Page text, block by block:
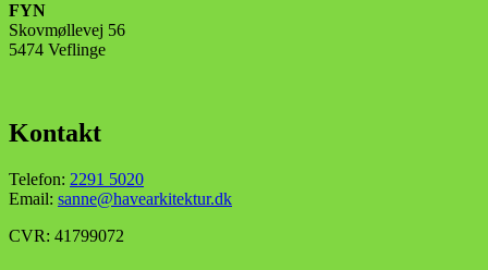
FYN
Skovmøllevej 56
5474 Veflinge
Kontakt
Telefon: 2291 5020
Email: sanne@havearkitektur.dk
CVR: 41799072